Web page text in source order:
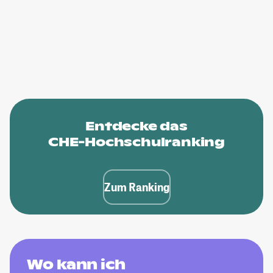
Entdecke das
CHE-Hochschulranking
Zum Ranking
Wo kann ich